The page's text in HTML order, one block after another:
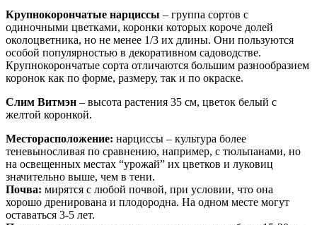
Крупнокорончатые нарциссы – группа сортов с
одиночными цветками, коронки которых короче долей
околоцветника, но не менее 1/3 их длины. Они пользуются
особой популярностью в декоративном садоводстве.
Крупнокорончатые сорта отличаются большим разнообразием
коронок как по форме, размеру, так и по окраске.
Слим Витмэн – высота растения 35 см, цветок белый с
желтой коронкой.
Месторасположение: нарциссы – культура более
теневыносливая по сравнению, например, с тюльпанами, но
на освещенных местах “урожай” их цветков и луковиц
значительно выше, чем в тени.
Почва: мирятся с любой почвой, при условии, что она
хорошо дренирована и плодородна. На одном месте могут
оставаться 3-5 лет.